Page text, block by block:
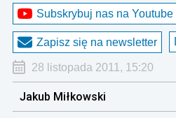
Subskrybuj nas na Youtube
Zapisz się na newsletter
28 listopada 2011, 15:20
Jakub Miłkowski